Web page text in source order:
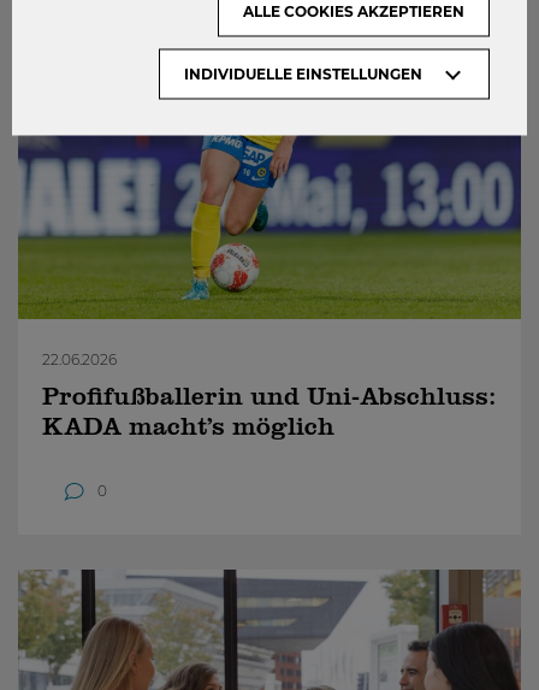
22.06.2026
Profifußballerin und Uni-Abschluss:
KADA macht’s möglich
0
INDIVIDUELLE EINSTELLUNGEN
ALLE COOKIES AKZEPTIEREN